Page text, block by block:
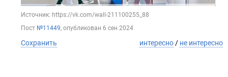
Источник: https://vk.com/wall-211100255_88
Пост №11449, опубликован 6 сен 2024
Сохранить интересно / не интересно